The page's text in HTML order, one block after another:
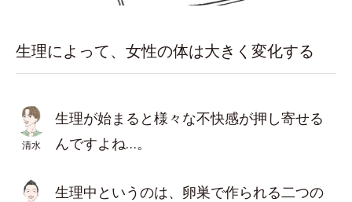
生理によって、女性の体は大きく変化する
清水
生理が始まると様々な不快感が押し寄せる
んですよね…。
生理中というのは、卵巣で作られる二つの